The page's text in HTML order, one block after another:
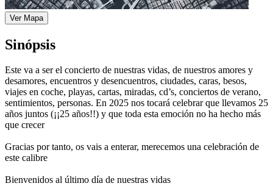
Ver Mapa
Sinópsis
Este va a ser el concierto de nuestras vidas, de nuestros amores y
desamores, encuentros y desencuentros, ciudades, caras, besos,
viajes en coche, playas, cartas, miradas, cd’s, conciertos de verano,
sentimientos, personas. En 2025 nos tocará celebrar que llevamos 25
años juntos (¡¡25 años!!) y que toda esta emoción no ha hecho más
que crecer
Gracias por tanto, os vais a enterar, merecemos una celebración de
este calibre
Bienvenidos al último día de nuestras vidas